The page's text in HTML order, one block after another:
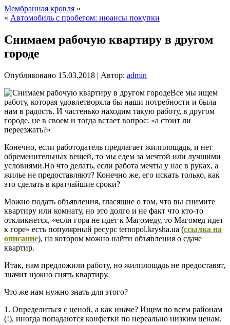
Мембранная кровля »
« Автомобиль с пробегом: нюансы покупки
Снимаем рабочую квартиру в другом
городе
Опубликовано 15.03.2018 | Автор: admin
Все мы ищем
работу, которая удовлетворяла бы наши потребности и была
нам в радость. И частенько находим такую работу, в другом
городе, не в своем и тогда встает вопрос: «а стоит ли
переезжать?»
Конечно, если работодатель предлагает жилплощадь, и нет
обременительных вещей, то мы едем за мечтой или лучшими
условиями.Но что делать, если работа мечты у нас в руках, а
жилье не предоставляют? Конечно же, его искать только, как
это сделать в кратчайшие сроки?
Можно подать объявления, гласящие о том, что вы снимите
квартиру или комнату, но это долго и не факт что кто-то
откликнется, «если гора не идет к Магомеду, то Магомед идет
к горе» есть популярный ресурс ternopol.krysha.ua (ссылка на
описание), на котором можно найти объявления о сдаче
квартир.
Итак, нам предложили работу, но жилплощадь не предоставят,
значит нужно снять квартиру.
Что же нам нужно знать для этого?
1. Определиться с ценой, а как иначе? Ищем по всем районам
(!), иногда попадаются конфетки по нереально низким ценам.